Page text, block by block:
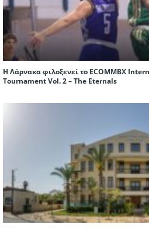
Η Λάρνακα φιλοξενεί το ECOMMBX
Tournament Vol. 2 – The Eternals